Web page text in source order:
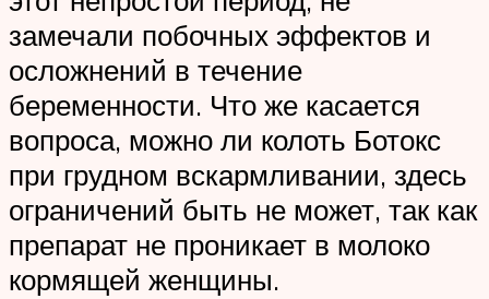
замечали побочных эффектов и
осложнений в течение
беременности. Что же касается
вопроса, можно ли колоть Ботокс
при грудном вскармливании, здесь
ограничений быть не может, так как
препарат не проникает в молоко
кормящей женщины.